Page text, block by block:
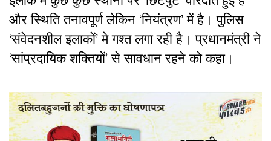
और स्थिति तनावपूर्ण लेकिन ‘नियंत्रण’ में है। पुलिस
‘संवेदनशील इलाकों’ मे गश्त लगा रही है। प्रधानमंत्री ने
‘सांप्रदायिक शक्तियों’ से सावधान रहने को कहा।